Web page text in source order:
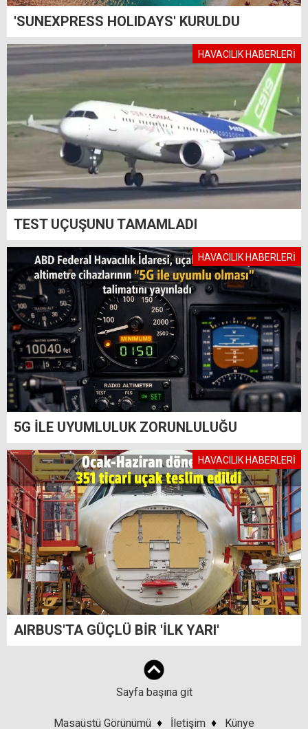
'SUNEXPRESS HOLIDAYS' KURULDU
HAVACILIK HABERLERİ
TEST UÇUŞUNU TAMAMLADI
HAVACILIK HABERLERİ
5G İLE UYUMLULUK ZORUNLULUĞU
HAVACILIK HABERLERİ
AIRBUS'TA GÜÇLÜ BİR 'İLK YARI'
Sayfa başına git
Masaüstü Görünümü ♦ İletişim ♦ Künye